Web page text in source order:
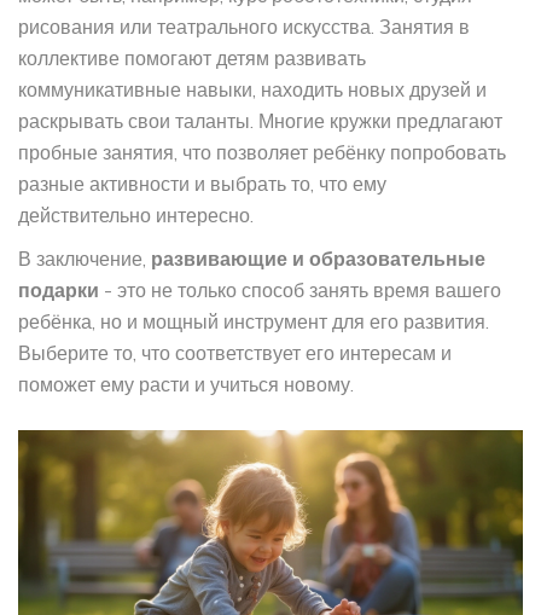
рисования или театрального искусства. Занятия в
коллективе помогают детям развивать
коммуникативные навыки, находить новых друзей и
раскрывать свои таланты. Многие кружки предлагают
пробные занятия, что позволяет ребёнку попробовать
разные активности и выбрать то, что ему
действительно интересно.
В заключение, развивающие и образовательные
подарки - это не только способ занять время вашего
ребёнка, но и мощный инструмент для его развития.
Выберите то, что соответствует его интересам и
поможет ему расти и учиться новому.